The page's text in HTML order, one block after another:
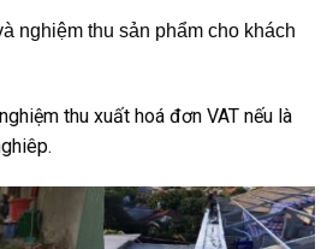
nghiệm thu sản phẩm cho khách
thu xuất hoá đơn VAT nếu là